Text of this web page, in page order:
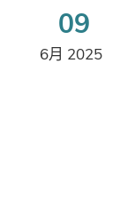
09
6月 2025